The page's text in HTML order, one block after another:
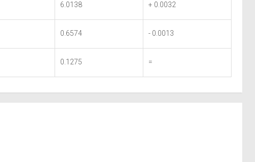
6.0138 + 0.0032
0.6574 - 0.0013
0.1275 =